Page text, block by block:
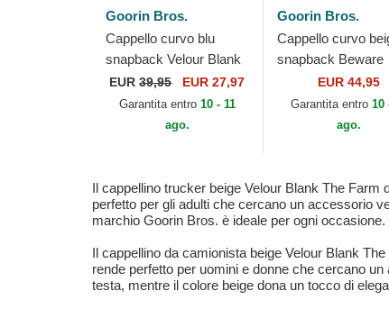
Goorin Bros.
Cappello curvo blu
snapback Velour Blank
The Farm Goorin Bros.
EUR39,95 EUR 27,97
Garantita entro 10 - 11
ago.
Goorin Bros.
Cappello curvo
snapback Beware
Doberman Velour
Farm Goorin Bros.
EUR 44,95
Garantita entro 10
ago.
Il cappellino trucker beige Velour Blank The
perfetto per gli adulti che cercano un accessorio
marchio Goorin Bros. è ideale per ogni occasione.
Il cappellino da camionista beige Velour Blank
rende perfetto per uomini e donne che cercano
testa, mentre il colore beige dona un tocco di